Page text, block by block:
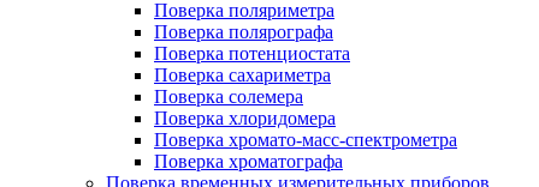
Поверка поляриметра
Поверка полярографа
Поверка потенциостата
Поверка сахариметра
Поверка солемера
Поверка хлоридомера
Поверка хромато-масс-спектрометра
Поверка хроматографа
Поверка временных измерительных приборов